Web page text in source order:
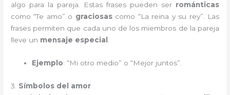
algo para la pareja. Estas frases pueden ser románticas
como “Te amo” o graciosascomo “La reina y su rey”. Las
frases permiten que cada uno de los miembros de la pareja
lleve un mensaje especial
Ejemplo: “Mi otro medio” o “Mejor juntos”.
3. Símbolos del amor